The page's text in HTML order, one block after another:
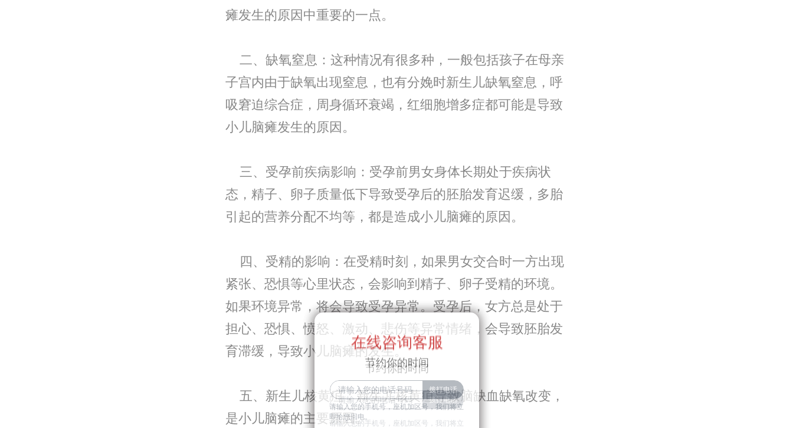
瘫发生的原因中重要的一点。
二、缺氧窒息：这种情况有很多种，一般包括孩子在母亲
子宫内由于缺氧出现窒息，也有分娩时新生儿缺氧窒息，呼
吸窘迫综合症，周身循环衰竭，红细胞增多症都可能是导致
小儿脑瘫发生的原因。
三、受孕前疾病影响：受孕前男女身体长期处于疾病状
态，精子、卵子质量低下导致受孕后的胚胎发育迟缓，多胎
引起的营养分配不均等，都是造成小儿脑瘫的原因。
四、受精的影响：在受精时刻，如果男女交合时一方出现
紧张、恐惧等心里状态，会影响到精子、卵子受精的环境。
如果环境异常，将会导致受孕异常。受孕后，女方总是处于
担心、恐惧、愤怒、激动、悲伤等异常情绪，会导致胚胎发
育滞缓，导致小儿脑瘫的发生。
五、新生儿核黄疸：新生儿核黄疸导致脑缺血缺氧改变，
是小儿脑瘫的主要原因。
在线咨询客服
节约你的时间
请输入您的手机号，座机加区号，我们将立
在线咨询客服
节约你的时间
请输入您的手机号，座机加区号，我们将立
即给您回电。